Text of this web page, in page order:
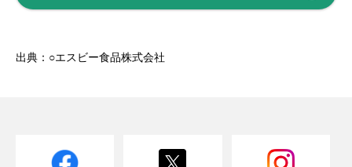
出典：○エスビー食品株式会社